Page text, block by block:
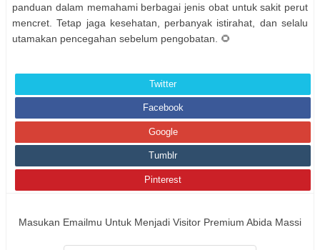
panduan dalam memahami berbagai jenis obat untuk sakit perut
mencret. Tetap jaga kesehatan, perbanyak istirahat, dan selalu
utamakan pencegahan sebelum pengobatan. 🌻
Twitter
Facebook
Google
Tumblr
Pinterest
Masukan Emailmu Untuk Menjadi Visitor Premium Abida Massi